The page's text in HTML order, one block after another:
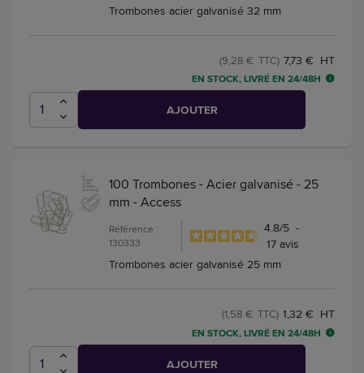
Trombones acier galvanisé 32 mm
7,73 € HT
(9,28 € TTC)
EN STOCK, LIVRÉ EN 24/48H
AJOUTER
100 Trombones - Acier galvanisé - 25
mm - Access
Référence :
130333
4.8/5 -
17avis
Trombones acier galvanisé 25 mm
1,32 € HT
(1,58 € TTC)
EN STOCK, LIVRÉ EN 24/48H
AJOUTER